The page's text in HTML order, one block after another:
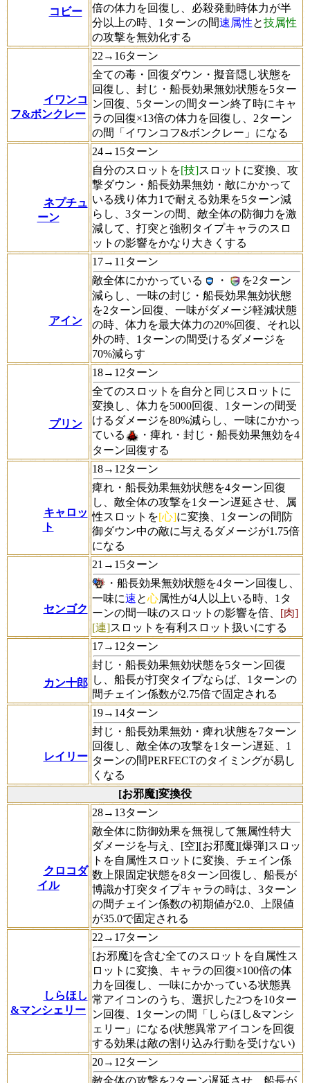
コビー
倍の体力を回復し、必殺発動時体力が半
分以上の時、1ターンの間速属性と技属性
の攻撃を無効化する
イワンコ
フ&ボンクレー
22→16ターン
全ての毒・回復ダウン・擬音隠し状態を
回復し、封じ・船長効果無効状態を5ター
ン回復、5ターンの間ターン終了時にキャ
ラの回復×13倍の体力を回復し、2ターン
の間「イワンコフ&ボンクレー」になる
ネプチュ
ーン
24→15ターン
自分のスロットを[技]スロットに変換、攻
撃ダウン・船長効果無効・敵にかかって
いる残り体力1で耐える効果を5ターン減
らし、3ターンの間、敵全体の防御力を激
減して、打突と強靭タイプキャラのスロ
ットの影響をかなり大きくする
アイン
17→11ターン
敵全体にかかっている
・
を2ターン
減らし、一味の封じ・船長効果無効状態
を2ターン回復、一味がダメージ軽減状態
の時、体力を最大体力の20%回復、それ以
外の時、1ターンの間受けるダメージを
70%減らす
プリン
18→12ターン
全てのスロットを自分と同じスロットに
変換し、体力を5000回復、1ターンの間受
けるダメージを80%減らし、一味にかかっ
ている
・痺れ・封じ・船長効果無効を4
ターン回復する
キャロッ
ト
18→12ターン
痺れ・船長効果無効状態を4ターン回復
し、敵全体の攻撃を1ターン遅延させ、属
性スロットを[心]に変換、1ターンの間防
御ダウン中の敵に与えるダメージが1.75倍
になる
センゴク
21→15ターン
・船長効果無効状態を4ターン回復し、
一味に速と心属性が4人以上いる時、1タ
ーンの間一味のスロットの影響を倍、 [肉]
[連]スロットを有利スロット扱いにする
カン十郎
17→12ターン
封じ・船長効果無効状態を5ターン回復
し、船長が打突タイプならば、1ターンの
間チェイン係数が2.75倍で固定される
レイリー
19→14ターン
封じ・船長効果無効・痺れ状態を7ターン
回復し、敵全体の攻撃を1ターン遅延、1
ターンの間PERFECTのタイミングが易し
くなる
[お邪魔]変換役
クロコダ
イル
28→13ターン
敵全体に防御効果を無視して無属性特大
ダメージを与え、[空][お邪魔][爆弾]スロッ
トを自属性スロットに変換、チェイン係
数上限固定状態を8ターン回復し、船長が
博識か打突タイプキャラの時は、3ターン
の間チェイン係数の初期値が2.0、上限値
が35.0で固定される
しらほし
&マンシェリー
22→17ターン
[お邪魔]を含む全てのスロットを自属性ス
ロットに変換、キャラの回復×100倍の体
力を回復し、一味にかかっている状態異
常アイコンのうち、選択した2つを10ター
ン回復、1ターンの間「しらほし&マンシ
ェリー」になる(状態異常アイコンを回復
する効果は敵の割り込み行動を受けない)
20→12ターン
敵全体の攻撃を2ターン遅延させ、船長が